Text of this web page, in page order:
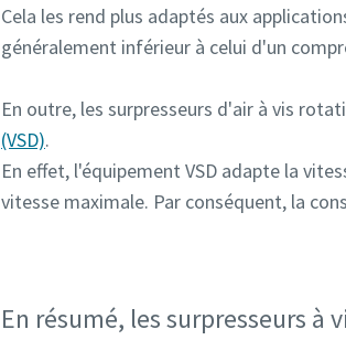
Cela les rend plus adaptés aux
généralement inférieur à celui d'un
En outre, les surpresseurs d'air à vis
(VSD).
En effet, l'équipement VSD adapte la
vitesse maximale. Par conséquent, la
En résumé, les surpresseurs